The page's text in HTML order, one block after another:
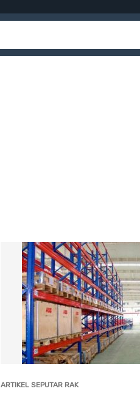
ARTIKEL SEPUTAR RAK